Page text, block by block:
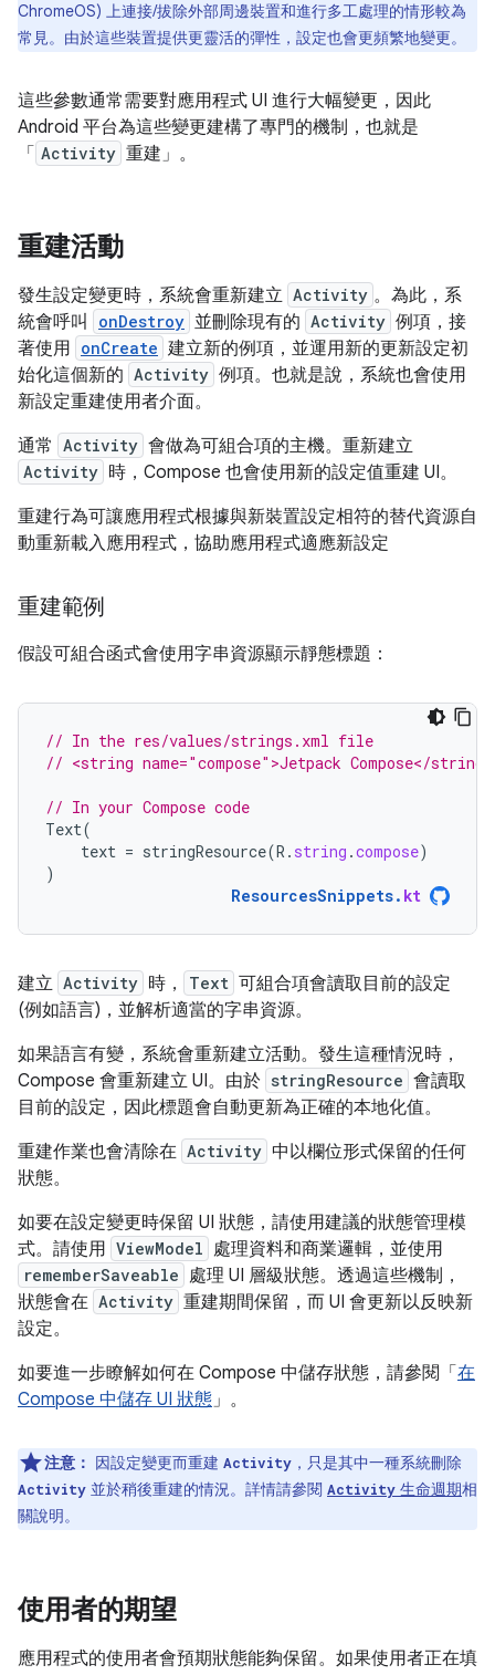
ChromeOS) 上連接/拔除外部周邊裝置和進行多工處理的情形較為
常見。由於這些裝置提供更靈活的彈性，設定也會更頻繁地變更。
這些參數通常需要對應用程式 UI 進行大幅變更，因此
Android 平台為這些變更建構了專門的機制，也就是
「 Activity 重建」 。
重建活動
發生設定變更時，系統會重新建立 Activity 。為此，系
統會呼叫
onDestroy 並刪除現有的 Activity 例項，接
著使用 onCreate 建立新的例項，並運用新的更新設定初
始化這個新的 Activity 例項。也就是說，系統也會使用
新設定重建使用者介面。
通常 Activity 會做為可組合項的主機。重新建立
Activity 時，Compose 也會使用新的設定值重建 UI。
重建行為可讓應用程式根據與新裝置設定相符的替代資源自
動重新載入應用程式，協助應用程式適應新設定
重建範例
假設可組合函式會使用字串資源顯示靜態標題：
// In the res/values/strings.xml file
// <string name="compose">Jetpack Compose</string>
// In your Compose code
Text(
text = stringResource(R . string .compose)
)
ResourcesSnippets. kt
建立 Activity 時， Text 可組合項會讀取目前的設定
(例如語言)，並解析適當的字串資源。
如果語言有變，系統會重新建立活動。發生這種情況時，
Compose 會重新建立 UI。由於 stringResource 會讀取
目前的設定，因此標題會自動更新為正確的本地化值。
重建作業也會清除在 Activity 中以欄位形式保留的任何
狀態。
如要在設定變更時保留 UI 狀態，請使用建議的狀態管理模
式。請使用 ViewModel 處理資料和商業邏輯，並使用
rememberSaveable 處理 UI 層級狀態。透過這些機制，
狀態會在 Activity 重建期間保留，而 UI 會更新以反映新
設定。
如要進一步瞭解如何在 Compose 中儲存狀態，請參閱「 在
Compose 中儲存 UI 狀態」。
注意： 因設定變更而重建 Activity ，只是其中一種系統刪除
Activity 並於稍後重建的情況。詳情請參閱 Activity 生命週期相
關說明。
使用者的期望
應用程式的使用者會預期狀態能夠保留。如果使用者正在填